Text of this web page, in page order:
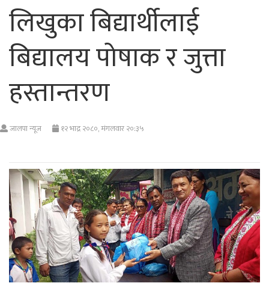
लिखुका बिद्यार्थीलाई
बिद्यालय पोषाक र जुत्ता
हस्तान्तरण
जालपा न्यूज १२ भाद्र २०८०, मंगलवार २०:३५